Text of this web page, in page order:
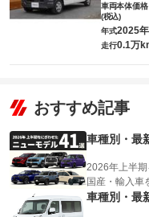
車両本体価格
(税込)
年式2025年
走行0.1万
おすすめ記事
車種別・最
2026年上半
国産・輸入車
車種別・最